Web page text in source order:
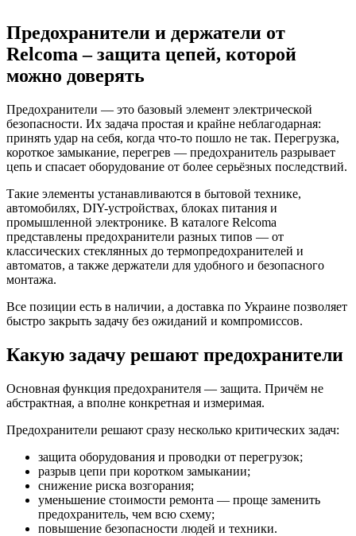
Предохранители и держатели от
Relcoma – защита цепей, которой
можно доверять
Предохранители — это базовый элемент электрической
безопасности. Их задача простая и крайне неблагодарная:
принять удар на себя, когда что-то пошло не так. Перегрузка,
короткое замыкание, перегрев — предохранитель разрывает
цепь и спасает оборудование от более серьёзных последствий.
Такие элементы устанавливаются в бытовой технике,
автомобилях, DIY-устройствах, блоках питания и
промышленной электронике. В каталоге Relcoma
представлены предохранители разных типов — от
классических стеклянных до термопредохранителей и
автоматов, а также держатели для удобного и безопасного
монтажа.
Все позиции есть в наличии, а доставка по Украине позволяет
быстро закрыть задачу без ожиданий и компромиссов.
Какую задачу решают предохранители
Основная функция предохранителя — защита. Причём не
абстрактная, а вполне конкретная и измеримая.
Предохранители решают сразу несколько критических задач:
защита оборудования и проводки от перегрузок;
разрыв цепи при коротком замыкании;
снижение риска возгорания;
уменьшение стоимости ремонта — проще заменить
предохранитель, чем всю схему;
повышение безопасности людей и техники.